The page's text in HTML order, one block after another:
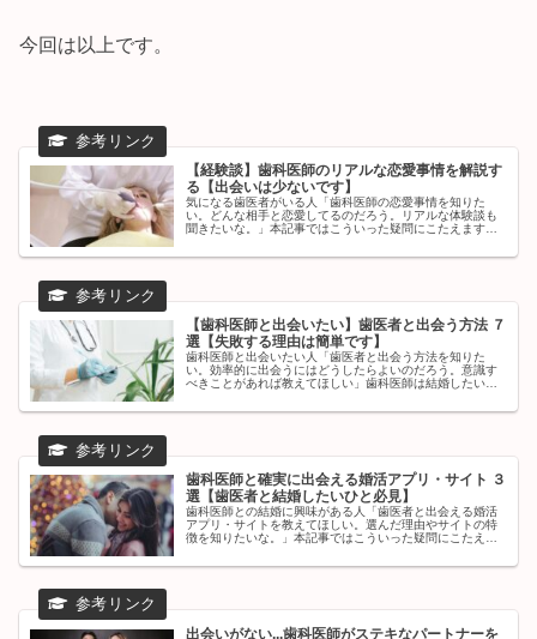
今回は以上です。
【経験談】歯科医師のリアルな恋愛事情を解説す
る【出会いは少ないです】
気になる歯医者がいる人「歯科医師の恋愛事情を知りた
い。どんな相手と恋愛してるのだろう。リアルな体験談も
聞きたいな。」本記事ではこういった疑問にこたえます。
が恋愛する相手・歯科医師はモテ...
【歯科医師と出会いたい】歯医者と出会う方法 ７
選【失敗する理由は簡単です】
歯科医師と出会いたい人「歯医者と出会う方法を知りた
い。効率的に出会うにはどうしたらよいのだろう。意識す
べきことがあれば教えてほしい」歯科医師は結婚したい職
たい...と希望する人は多いで...
歯科医師と確実に出会える婚活アプリ・サイト ３
選【歯医者と結婚したいひと必見】
歯科医師との結婚に興味がある人「歯医者と出会える婚活
アプリ・サイトを教えてほしい。選んだ理由やサイトの特
徴を知りたいな。」本記事ではこういった疑問にこたえま
リ・サイト ３選・失敗しない...
出会いがない...歯科医師がステキなパートナーを